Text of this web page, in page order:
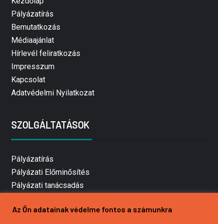
Pályázatírás
Bemutatkozás
Médiaajánlat
Hírlevél feliratkozás
Impresszum
Kapcsolat
Adatvédelmi Nyilatkozat
SZOLGÁLTATÁSOK
Pályázatírás
Pályázati Előminősítés
Pályázati tanácsadás
Mezőgazdasági pályázatírás
Az Ön adatainak védelme fontos a számunkra